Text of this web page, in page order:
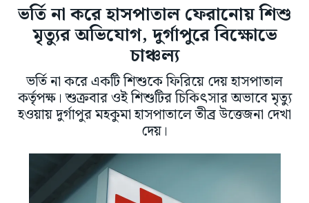
ভর্তি না করে হাসপাতাল ফেরানোয় শিশু
মৃত্যুর অভিযোগ, দুর্গাপুরে বিক্ষোভে
চাঞ্চল্য
ভর্তি না করে একটি শিশুকে ফিরিয়ে দেয় হাসপাতাল
কর্তৃপক্ষ। শুক্রবার ওই শিশুটির চিকিৎসার অভাবে মৃত্যু
হওয়ায় দুর্গাপুর মহকুমা হাসপাতালে তীব্র উত্তেজনা দেখা
দেয়।